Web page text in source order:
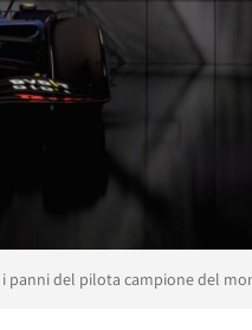
del pilota campione del